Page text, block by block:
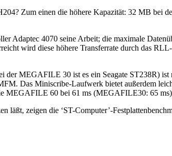
Zum einen die höhere Kapazität: 32 MB
Adaptec 4070 seine Arbeit; die maximale
wird diese höhere Transferrate durch das
MEGAFILE 30 ist es ein Seagate ST238R)
Das Miniscribe-Laufwerk bietet außerdem
MEGAFILE 60 bei 61 ms (MEGAFILE30: 65 ms)
läßt, zeigen die ‘ST-Computer’-